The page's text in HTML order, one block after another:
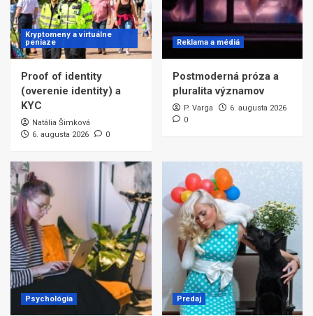
Kryptomeny a virtuálne
peniaze
Proof of identity
(overenie identity) a
KYC
Natália Šimková
6. augusta 2026
0
Reklama a médiá
Postmoderná próza a
pluralita významov
P. Varga
6. augusta 2026
0
Psychológia Predaj